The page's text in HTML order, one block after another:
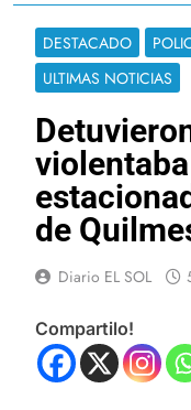
DESTACADO
ULTIMAS NOTICIAS
de
Diario EL SOL
Compartilo!